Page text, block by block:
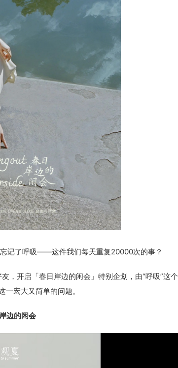
记了呼吸——这件我们每天重复20000次的事？
，开启「春日岸边的闲会」特别企划，由“呼吸”这个
一宏大又简单的问题。
边的闲会